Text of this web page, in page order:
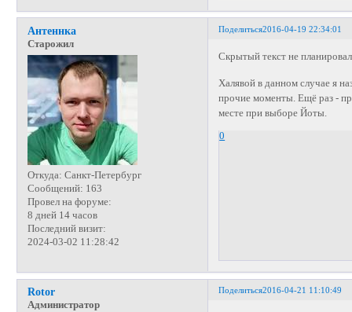
Поделиться2016-04-19 22:34:01
Антеннка
Старожил
Откуда: Санкт-Петербург
Сообщений: 163
Провел на форуме:
8 дней 14 часов
Последний визит:
2024-03-02 11:28:42
Скрытый текст не
Халявой в данном случае я
прочие моменты. Ещё раз -
месте при выборе Йоты.
0
Поделиться2016-04-21 11:10:49
Rotor
Администратор